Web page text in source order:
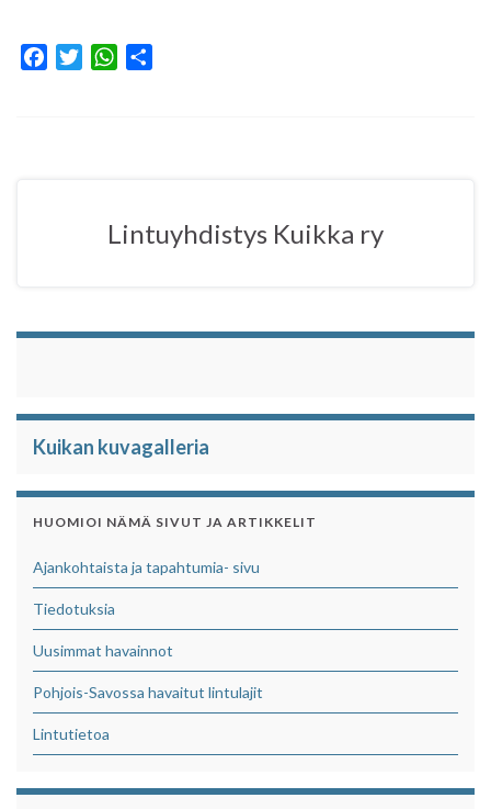
W
p
Lintuyhdistys Kuikka ry
Kuikan kuvagalleria
HUOMIOI NÄMÄ SIVUT JA ARTIKKELIT
Ajankohtaista ja tapahtumia- sivu
Tiedotuksia
Uusimmat havainnot
Pohjois-Savossa havaitut lintulajit
Lintutietoa